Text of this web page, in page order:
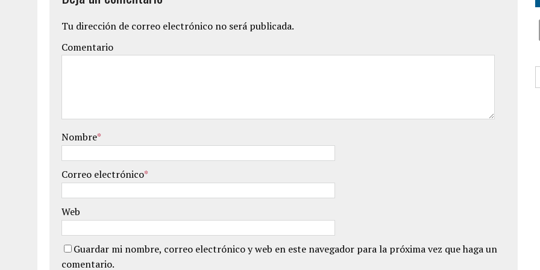
Tu dirección de correo electrónico no será publicada.
Comentario
Nombre*
Correo electrónico*
Web
Guardar mi nombre, correo electrónico y web en este navegador para la próxima vez que haga un
comentario.